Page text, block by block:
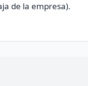
de la empresa).